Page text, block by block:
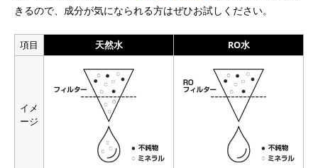
きるので、成分が気になられる方はぜひお試しください。
項目 天然水 RO水
イメ
ージ